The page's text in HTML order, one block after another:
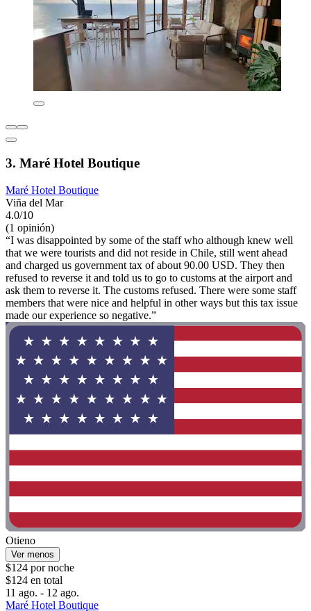
3. Maré Hotel Boutique
Maré Hotel Boutique
Viña del Mar
4.0/10
(1 opinión)
“I was disappointed by some of the staff who although knew well
that we were tourists and did not reside in Chile, still went ahead
and charged us government tax of about 90.00 USD. They then
refused to reverse it and told us to go to customs at the airport and
ask them to reverse it. The customs refused. There were some staff
members that were nice and helpful in other ways but this tax issue
made our experience so negative.”
Otieno
Ver menos
$124 por noche
$124 en total
11 ago. - 12 ago.
Maré Hotel Boutique